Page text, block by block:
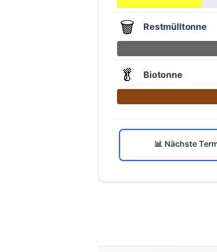
🗑️ Restmülltonne
🥬 Biotonne
📊 Nächste